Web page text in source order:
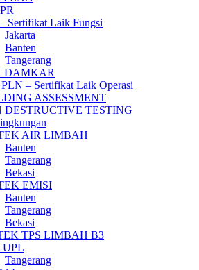
Sertifikat Laik Fungsi
Jakarta
Banten
Tangerang
DAMKAR
– Sertifikat Laik Operasi
ASSESSMENT
DESTRUCTIVE TESTING
AIR LIMBAH
Banten
Tangerang
Bekasi
EMISI
Banten
Tangerang
Bekasi
TPS LIMBAH B3
Tangerang